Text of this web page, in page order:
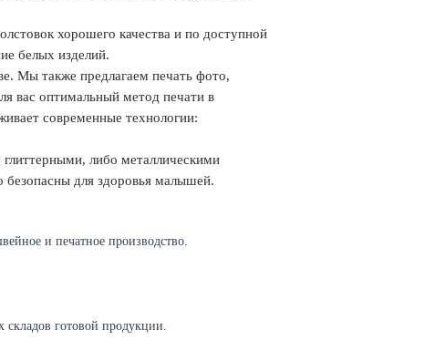
хорошего качества и по доступной
белых изделий.
Мы также предлагаем печать фото,
вас оптимальный метод печати в
современные технологии:
либо металлическими
для здоровья малышей.
и печатное производство.
складов готовой продукции.